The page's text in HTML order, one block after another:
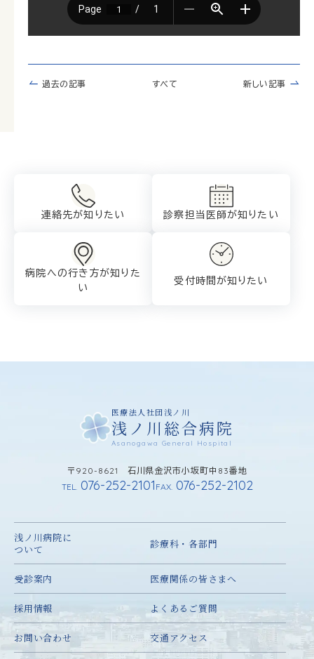
過去の記事 すべて 新しい記事
連絡先が知りたい 診察担当医師が知りたい
病院への行き方が知りた
い
受付時間が知りたい
医療法人社団浅ノ川
浅ノ川総合病院
Asanogawa General Hospital
〒920-8621 石川県金沢市小坂町中83番地
TEL.076-252-2101 FAX.076-252-2102
浅ノ川病院に
ついて
診療科・各部門
受診案内 医療関係の皆さまへ
採用情報 よくあるご質問
お問い合わせ 交通アクセス